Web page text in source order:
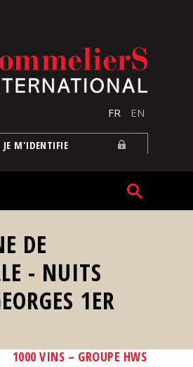
FR EN
JE M'IDENTIFIE
DE
- NUITS
1ER
1000 VINS – GROUPE HWS